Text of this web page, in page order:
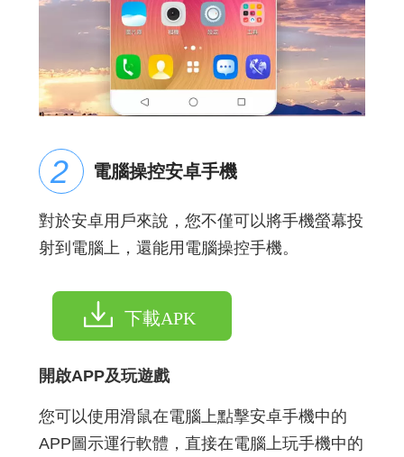
電腦操控安卓手機
對於安卓用戶來說，您不僅可以將手機螢幕投
射到電腦上，還能用電腦操控手機。
下載APK
開啟APP及玩遊戲
您可以使用滑鼠在電腦上點擊安卓手機中的
APP圖示運行軟體，直接在電腦上玩手機中的